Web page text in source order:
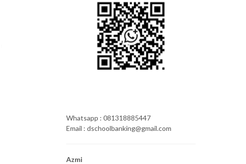
Whatsapp : 081318885447
Email : dschoolbanking@gmail.com
Azmi